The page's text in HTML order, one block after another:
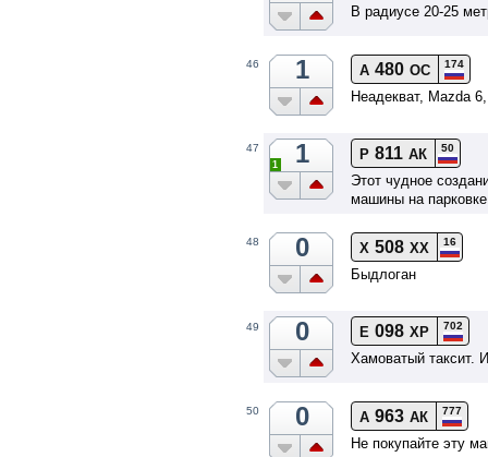
В радиусе 20-25
46 1 А 480 ОС 174
Неадекват, Mazda
47 1
1
Р 811 АК 50
Этот чудное
машины на
48 0 Х 508 ХХ 16
Быдлоган
49 0 Е 098 ХР 702
Хамоватый таксит.
50 0 А 963 АК 777
Не покупайте эту